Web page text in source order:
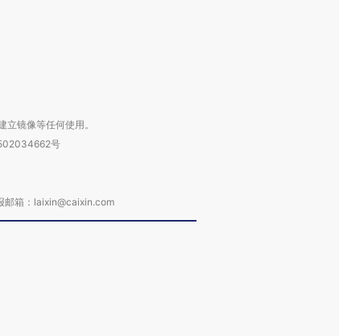
链博
镜像等任何使用。
号
箱：laixin@caixin.com